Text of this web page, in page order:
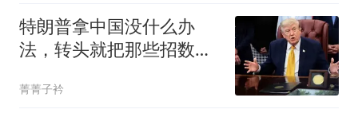
特朗普拿中国没什么办
法，转头就把那些招数，
菁菁子衿